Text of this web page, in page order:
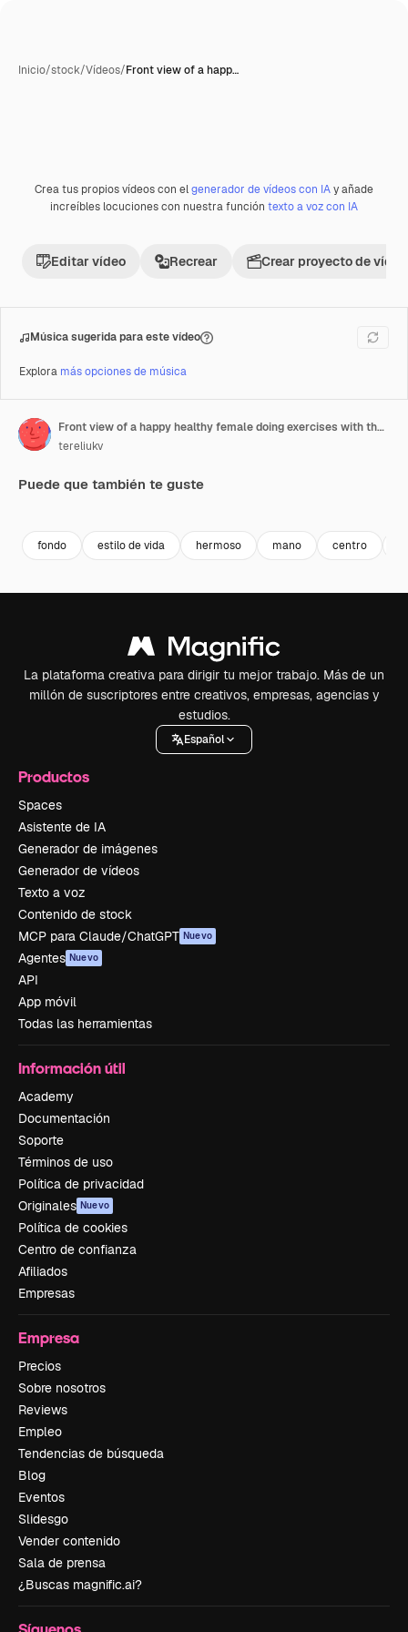
Inicio/stock/Vídeos/Front view of a happ…
Premium
Crea tus propios vídeos con elgenerador de vídeos con IAy añade
increíbles locuciones con nuestra función texto a voz con IA
Editar vídeo Recrear Crear proyecto de vídeo
Música sugerida para este vídeo
Explora más opciones de música
Front view of a happy healthy female doing exercises with the ropes in the gym. Young athletic girl in sportswear flexing muscles with two long cables Vertical video
tereliukv
Puede que también te guste
fondo estilo de vida hermoso mano centro
La plataforma creativa para dirigir tu mejor trabajo. Más de un
millón de suscriptores entre creativos, empresas, agencias y
estudios.
Español
Productos
Spaces
Asistente de IA
Generador de imágenes
Generador de vídeos
Texto a voz
Contenido de stock
MCP para Claude/ChatGPT Nuevo
Agentes Nuevo
API
App móvil
Todas las herramientas
Información útil
Academy
Documentación
Soporte
Términos de uso
Política de privacidad
Originales Nuevo
Política de cookies
Centro de confianza
Afiliados
Empresas
Empresa
Precios
Sobre nosotros
Reviews
Empleo
Tendencias de búsqueda
Blog
Eventos
Slidesgo
Vender contenido
Sala de prensa
¿Buscas magnific.ai?